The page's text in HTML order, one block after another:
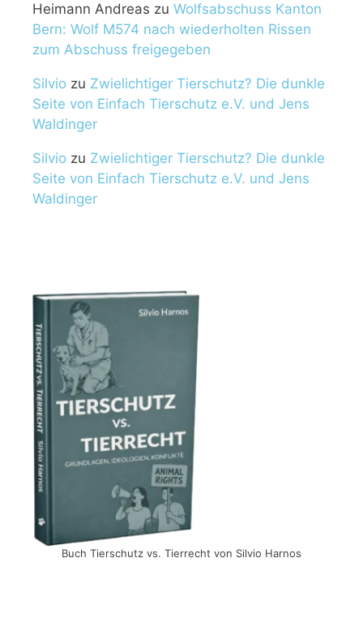
Heimann Andreas zu Wolfsabschuss Kanton
Bern: Wolf M574 nach wiederholten Rissen
zum Abschuss freigegeben
Silvio zu Zwielichtiger Tierschutz? Die dunkle
Seite von Einfach Tierschutz e.V. und Jens
Waldinger
Silvio zu Zwielichtiger Tierschutz? Die dunkle
Seite von Einfach Tierschutz e.V. und Jens
Waldinger
Buch Tierschutz vs. Tierrecht von Silvio Harnos